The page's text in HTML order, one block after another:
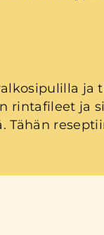
ja
rintafileet ja
Tähän
ajan